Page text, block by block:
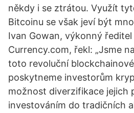
někdy i se ztrátou. Využít
Bitcoinu se však jeví být
Ivan Gowan, výkonný
Currency.com, řekl: „Jsme
toto revoluční
poskytneme investorům
možnost diverzifikace jejich
investováním do tradičních